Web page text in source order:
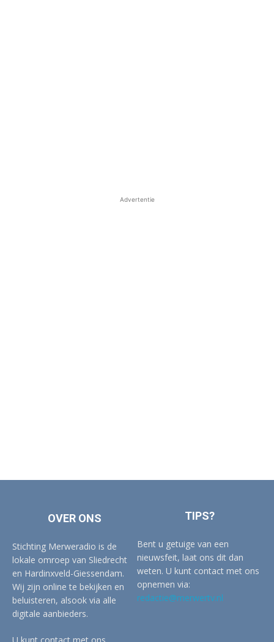
Advertentie
OVER ONS
Stichting Merweradio is de
lokale omroep van Sliedrecht
en Hardinxveld-Giessendam.
Wij zijn online te bekijken en
beluisteren, alsook via alle
digitale aanbieders.
TIPS?
Bent u getuige van een
nieuwsfeit, laat ons dit dan
weten. U kunt contact met ons
opnemen via:
redactie@merwertv.nl